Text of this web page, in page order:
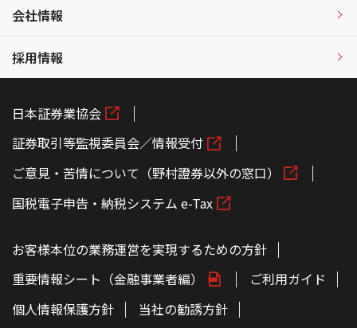
会社情報
採用情報
日本証券業協会
証券取引等監視委員会／情報受付
ご意見・苦情について（野村證券以外の窓口）
国税電子申告・納税システム e-Tax
お客様本位の業務運営を実現するための方針
重要情報シート（金融事業者編）
ご利用ガイド
個人情報保護方針
当社の勧誘方針